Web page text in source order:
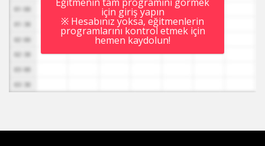
için giriş yapın
※ Hesabınız yoksa, eğitmenlerin
programlarını kontrol etmek için
hemen kaydolun!